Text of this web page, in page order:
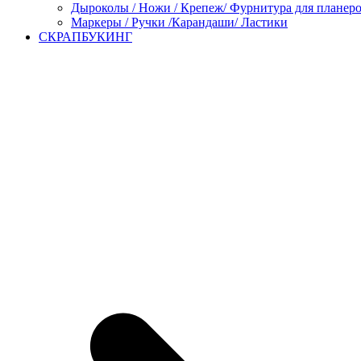
Дыроколы / Ножи / Крепеж/ Фурнитура для
Маркеры / Ручки /Карандаши/ Ластики
СКРАПБУКИНГ